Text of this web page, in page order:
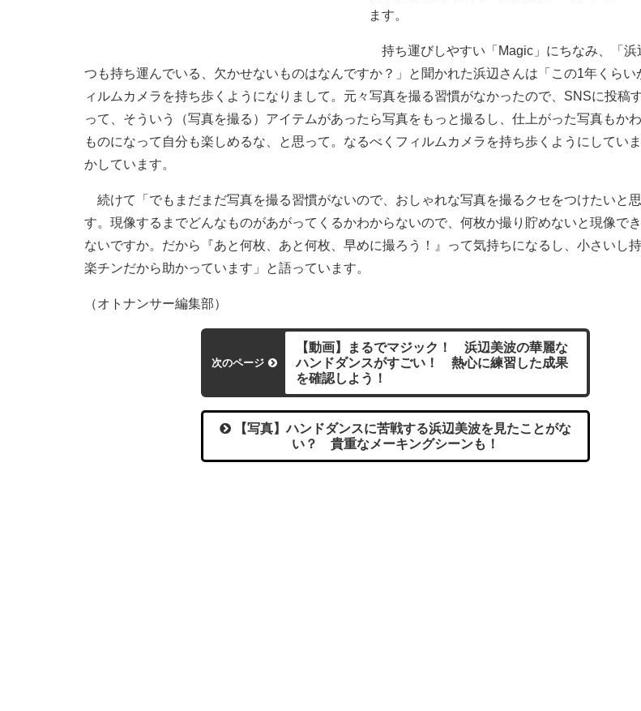
ます。
持ち運びしやすい「Magic」にちなみ、「浜
つも持ち運んでいる、欠かせないものはなんですか？」と聞かれた浜辺さんは「この1年くら
ィルムカメラを持ち歩くようになりまして。元々写真を撮る習慣がなかったので、SNSに投稿
って、そういう（写真を撮る）アイテムがあったら写真をもっと撮るし、仕上がった写真もか
ものになって自分も楽しめるな、と思って。なるべくフィルムカメラを持ち歩くようにしてい
かしています。
続けて「でもまだまだ写真を撮る習慣がないので、おしゃれな写真を撮るクセをつけたいと
す。現像するまでどんなものがあがってくるかわからないので、何枚か撮り貯めないと現像で
ないですか。だから『あと何枚、あと何枚、早めに撮ろう！』って気持ちになるし、小さいし
楽チンだから助かっています」と語っています。
（オトナンサー編集部）
次のページ
【動画】まるでマジック！ 浜辺美波の華麗な
ハンドダンスがすごい！ 熱心に練習した成果
を確認しよう！
【写真】ハンドダンスに苦戦する浜辺美波を見たことがな
い？ 貴重なメーキングシーンも！